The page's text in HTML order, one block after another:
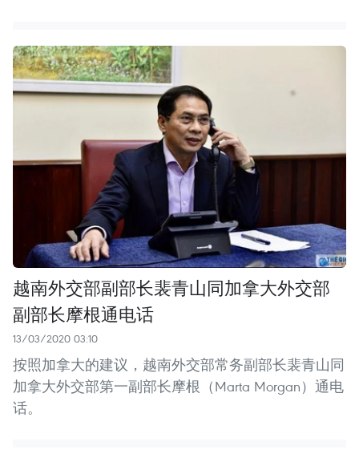
越南外交部副部长裴青山同加拿大外交部
副部长摩根通电话
13/03/2020 03:10
按照加拿大的建议，越南外交部常务副部长裴青山同
加拿大外交部第一副部长摩根（Marta Morgan）通电
话。